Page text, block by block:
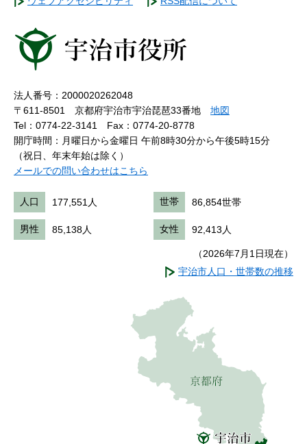
法人番号：2000020262048
〒611-8501 京都府宇治市宇治琵琶33番地 地図
Tel：0774-22-3141
Fax：0774-20-8778
開庁時間：月曜日から金曜日 午前8時30分から午後5時15分
（祝日、年末年始は除く）
メールでの問い合わせはこちら
人口 177,551人 世帯 86,854世帯
男性 85,138人 女性 92,413人
（2026年7月1日現在）
宇治市人口・世帯数の推移